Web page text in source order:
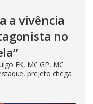
a vivência
no
FK, MC GP, MC
projeto chega